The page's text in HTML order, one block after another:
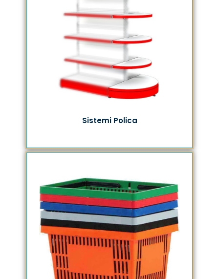
Sistemi Polica